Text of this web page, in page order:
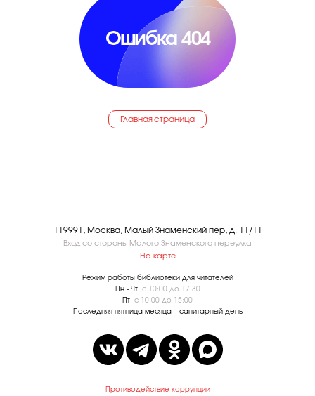
Ошибка 404
Главная страница
119991, Москва, Малый Знаменский пер, д. 11/11
Вход со стороны Малого Знаменского переулка
На карте
Режим работы библиотеки для читателей
Пн - Чт: с 10:00 до 17:30
Пт: с 10:00 до 15:00
Последняя пятница месяца – санитарный день
Противодействие коррупции